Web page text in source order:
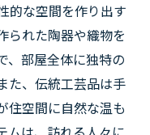
的な空間を作り出す
られた陶器や織物を
、部屋全体に独特の
た、伝統工芸品は手
住空間に自然な温も